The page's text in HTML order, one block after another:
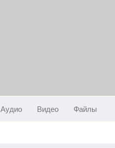
Аудио Видео Файлы